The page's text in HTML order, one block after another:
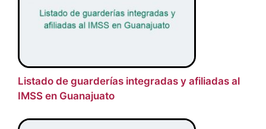
Listado de guarderías integradas y afiliadas al
IMSS en Guanajuato